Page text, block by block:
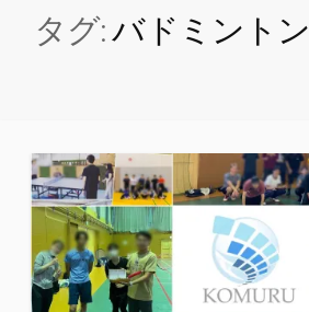
タグ:バドミントン